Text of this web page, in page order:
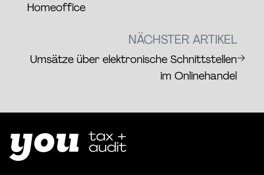
Homeoffice
NÄCHSTER ARTIKEL
Umsätze über elektronische Schnittstellen
im Onlinehandel
→